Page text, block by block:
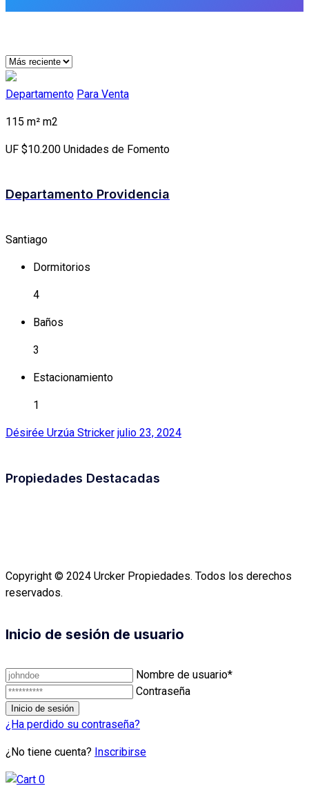
Departamento Para Venta
115 m² m2
UF $10.200 Unidades de Fomento
Departamento Providencia
Santiago
Dormitorios
4
Baños
3
Estacionamiento
1
Désirée Urzúa Stricker julio 23, 2024
Propiedades Destacadas
Copyright © 2024 Urcker Propiedades. Todos los derechos
reservados.
Inicio de sesión de usuario
Nombre de usuario*
Contraseña
¿Ha perdido su contraseña?
¿No tiene cuenta? Inscribirse
0